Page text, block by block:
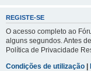
REGISTE-SE
O acesso completo ao
alguns segundos. Antes
Política de Privacidade
Condições de utilização |